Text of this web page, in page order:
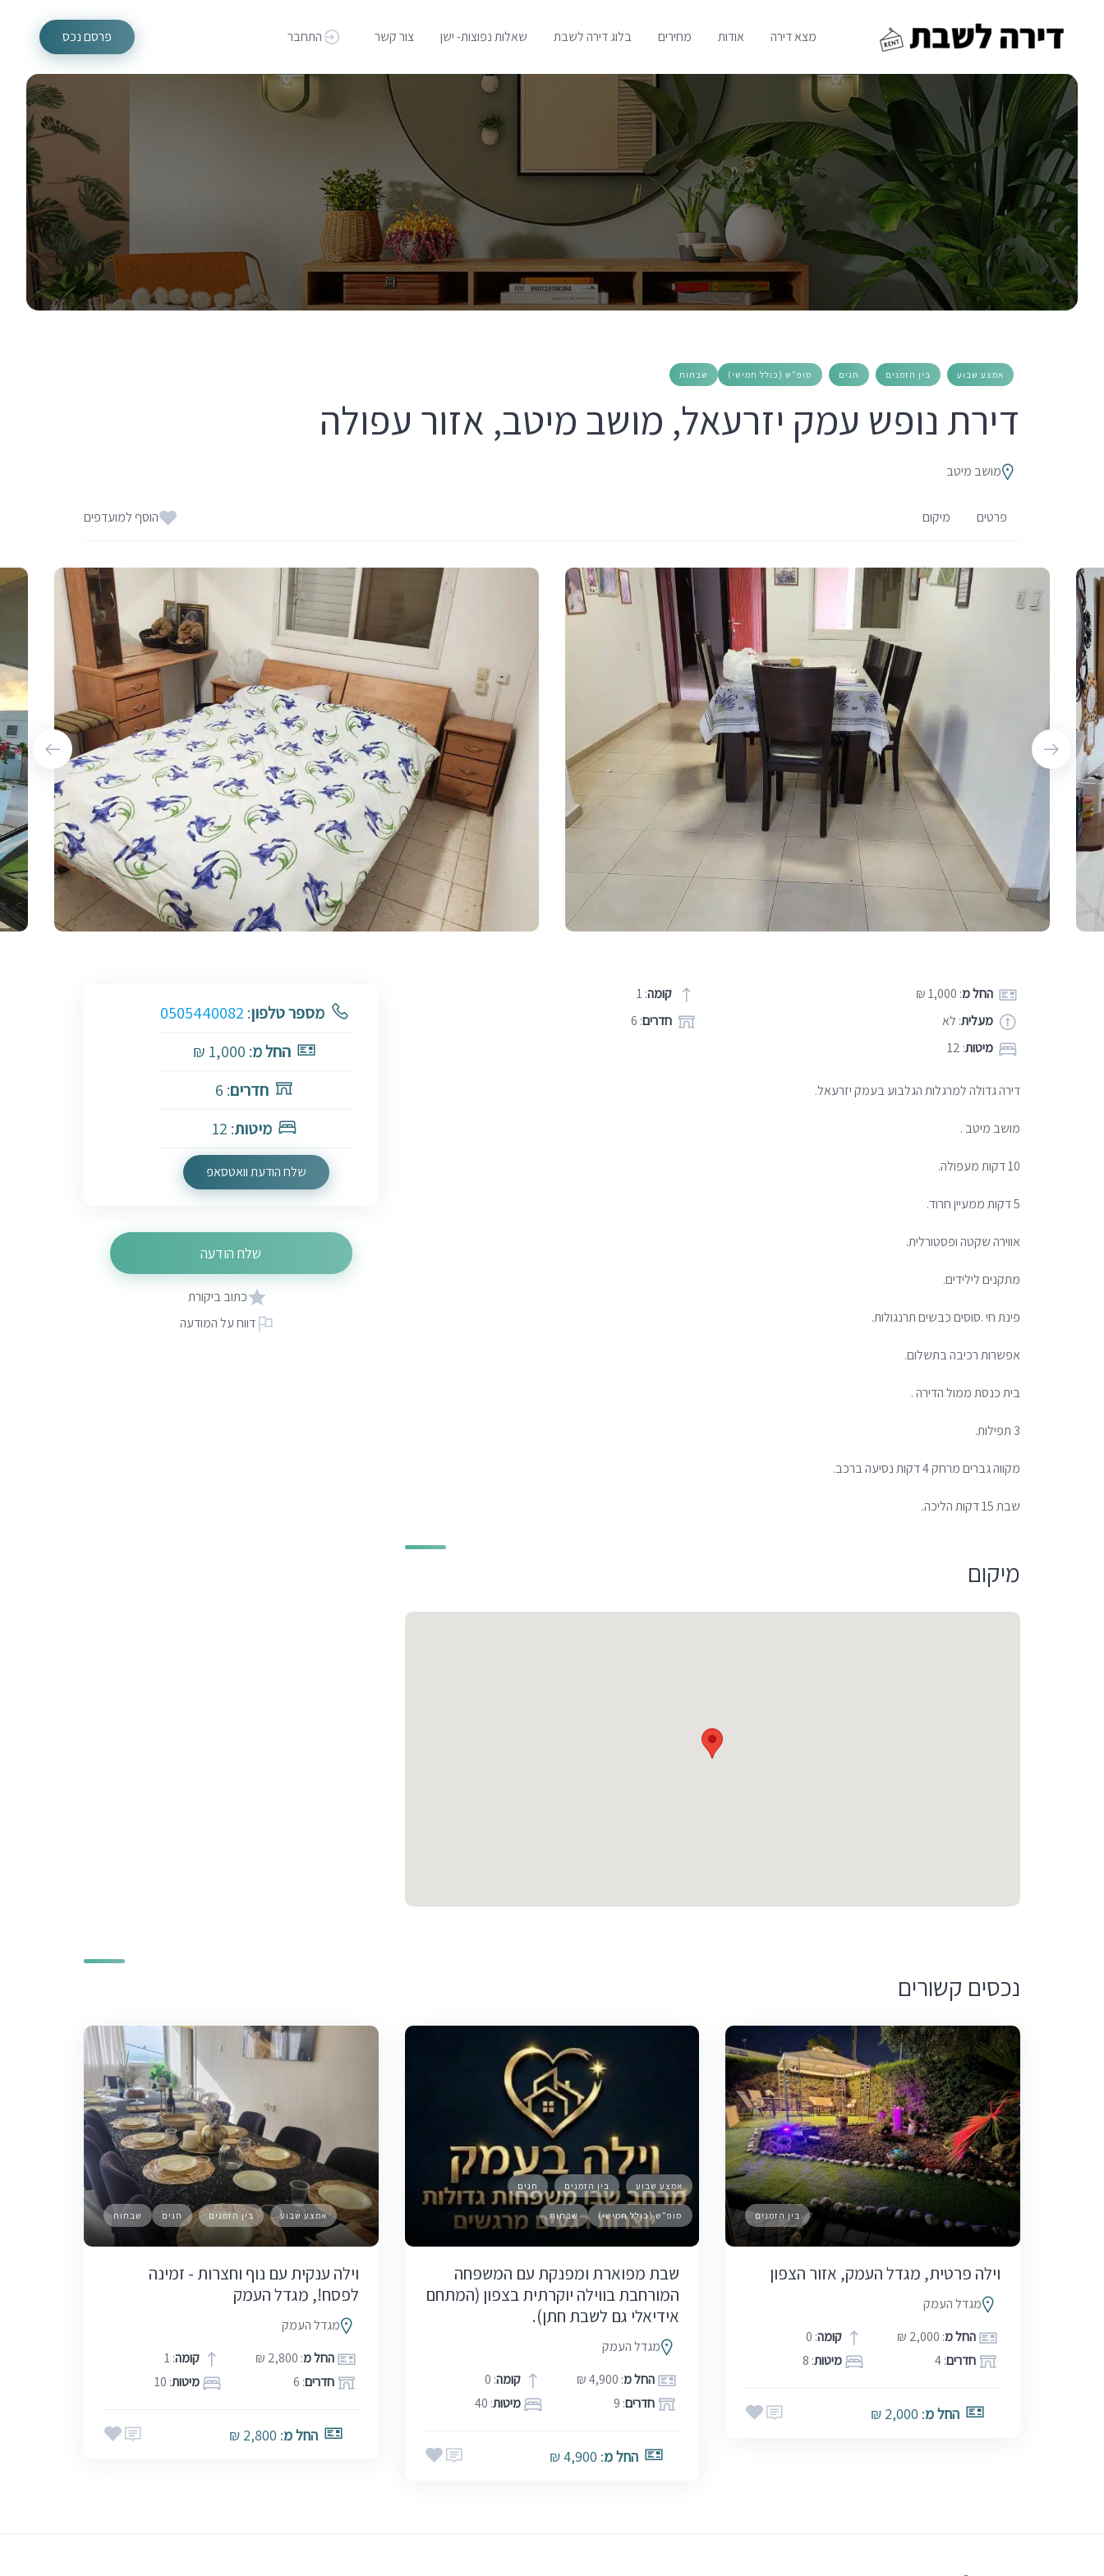
מצא דירה אודות מחירים בלוג דירה לשבת שאלות נפוצות- ישן צור קשר התחבר פרסם נכס
אמצע שבוע בין הזמנים חגים סופ"ש (כולל חמישי) שבתות
דירת נופש עמק יזרעאל, מושב מיטב, אזור עפולה
מושב מיטב
פרטים מיקום הוסף למועדפים
החל מ: 1,000 ₪ קומה: 1
מעלית: לא חדרים: 6
מיטות: 12
דירה גדולה למרגלות הגלבוע בעמק יזרעאל.
מושב מיטב .
10 דקות מעפולה.
5 דקות ממעיין חרוד.
אווירה שקטה ופסטורלית.
מתקנים לילידים.
פינת חי .סוסים כבשים תרנגולות.
אפשרות רכיבה בתשלום.
בית כנסת ממול הדירה .
3 תפילות.
מקווה גברים מרחק 4 דקות נסיעה ברכב.
שבת 15 דקות הליכה.
מיקום
מספר טלפון:
0505440082
החל מ: 1,000 ₪
חדרים: 6
מיטות: 12
שלח הודעת וואטסאפ
שלח הודעה
כתוב ביקורת
דווח על המודעה
נכסים קשורים
בין הזמנים
וילה פרטית, מגדל העמק, אזור הצפון
מגדל העמק
החל מ: 2,000 ₪ קומה: 0
חדרים: 4 מיטות: 8
החל מ: 2,000 ₪
אמצע שבוע בין הזמנים חגים
סופ"ש (כולל חמישי) שבתות
שבת מפוארת ומפנקת עם המשפחה
המורחבת בווילה יוקרתית בצפון (המתחם
אידיאלי גם לשבת חתן).
מגדל העמק
החל מ: 4,900 ₪ קומה: 0
חדרים: 9 מיטות: 40
החל מ: 4,900 ₪
אמצע שבוע בין הזמנים חגים שבתות
וילה ענקית עם נוף וחצרות - זמינה
לפסח!, מגדל העמק
מגדל העמק
החל מ: 2,800 ₪ קומה: 1
חדרים: 6 מיטות: 10
החל מ: 2,800 ₪